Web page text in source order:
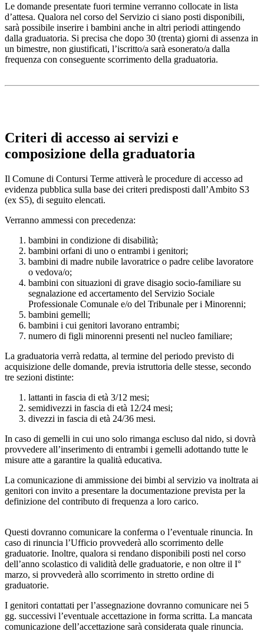
Le domande presentate fuori termine verranno collocate in lista
d’attesa. Qualora nel corso del Servizio ci siano posti disponibili,
sarà possibile inserire i bambini anche in altri periodi attingendo
dalla graduatoria. Si precisa che dopo 30 (trenta) giorni di assenza in
un bimestre, non giustificati, l’iscritto/a sarà esonerato/a dalla
frequenza con conseguente scorrimento della graduatoria.
Criteri di accesso ai servizi e
composizione della graduatoria
Il Comune di Contursi Terme attiverà le procedure di accesso ad
evidenza pubblica sulla base dei criteri predisposti dall’Ambito S3
(ex S5), di seguito elencati.
Verranno ammessi con precedenza:
bambini in condizione di disabilità;
bambini orfani di uno o entrambi i genitori;
bambini di madre nubile lavoratrice o padre celibe lavoratore
o vedova/o;
bambini con situazioni di grave disagio socio-familiare su
segnalazione ed accertamento del Servizio Sociale
Professionale Comunale e/o del Tribunale per i Minorenni;
bambini gemelli;
bambini i cui genitori lavorano entrambi;
numero di figli minorenni presenti nel nucleo familiare;
La graduatoria verrà redatta, al termine del periodo previsto di
acquisizione delle domande, previa istruttoria delle stesse, secondo
tre sezioni distinte:
lattanti in fascia di età 3/12 mesi;
semidivezzi in fascia di età 12/24 mesi;
divezzi in fascia di età 24/36 mesi.
In caso di gemelli in cui uno solo rimanga escluso dal nido, si dovrà
provvedere all’inserimento di entrambi i gemelli adottando tutte le
misure atte a garantire la qualità educativa.
La comunicazione di ammissione dei bimbi al servizio va inoltrata ai
genitori con invito a presentare la documentazione prevista per la
definizione del contributo di frequenza a loro carico.
Questi dovranno comunicare la conferma o l’eventuale rinuncia. In
caso di rinuncia l’Ufficio provvederà allo scorrimento delle
graduatorie. Inoltre, qualora si rendano disponibili posti nel corso
dell’anno scolastico di validità delle graduatorie, e non oltre il I°
marzo, si provvederà allo scorrimento in stretto ordine di
graduatorie.
I genitori contattati per l’assegnazione dovranno comunicare nei 5
gg. successivi l’eventuale accettazione in forma scritta. La mancata
comunicazione dell’accettazione sarà considerata quale rinuncia.